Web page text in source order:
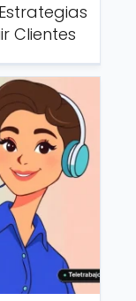
Clientes